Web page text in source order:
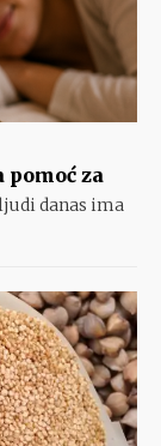
za
danas ima